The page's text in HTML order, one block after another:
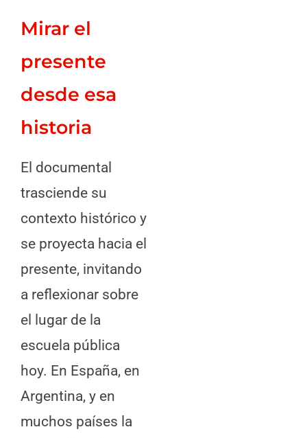
Mirar el
presente
desde esa
historia
El documental
trasciende su
contexto histórico y
se proyecta hacia el
presente, invitando
a reflexionar sobre
el lugar de la
escuela pública
hoy. En España, en
Argentina, y en
muchos países la